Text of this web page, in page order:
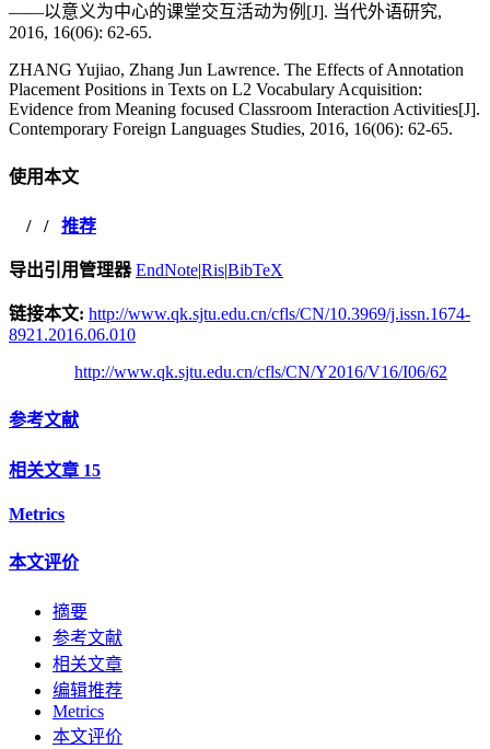
——以意义为中心的课堂交互活动为例[J]. 当代外语研究,
2016, 16(06): 62-65.
ZHANG Yujiao, Zhang Jun Lawrence. The Effects of Annotation
Placement Positions in Texts on L2 Vocabulary Acquisition:
Evidence from Meaning focused Classroom Interaction Activities[J].
Contemporary Foreign Languages Studies, 2016, 16(06): 62-65.
使用本文
/ / 推荐
导出引用管理器 EndNote|Ris|BibTeX
链接本文: http://www.qk.sjtu.edu.cn/cfls/CN/10.3969/j.issn.1674-
8921.2016.06.010
http://www.qk.sjtu.edu.cn/cfls/CN/Y2016/V16/I06/62
参考文献
相关文章 15
Metrics
本文评价
摘要
参考文献
相关文章
编辑推荐
Metrics
本文评价